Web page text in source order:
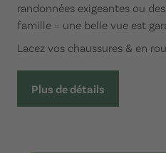
randonnées exigeantes ou
famille – une belle vue est
Lacez vos chaussures & en
Plus de détails